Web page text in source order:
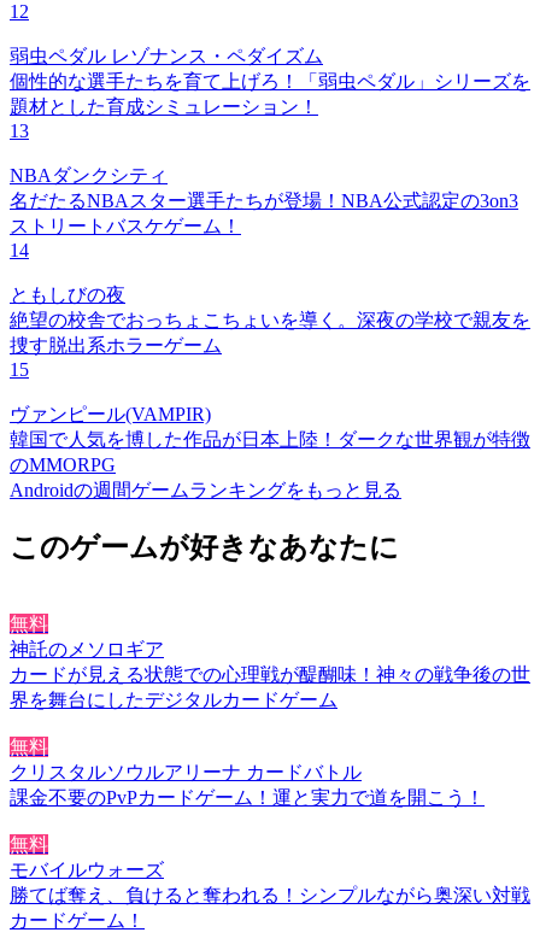
12
弱虫ペダル レゾナンス・ペダイズム
個性的な選手たちを育て上げろ！「弱虫ペダル」シリーズを
題材とした育成シミュレーション！
13
NBAダンクシティ
名だたるNBAスター選手たちが登場！NBA公式認定の3on3
ストリートバスケゲーム！
14
ともしびの夜
絶望の校舎でおっちょこちょいを導く。深夜の学校で親友を
捜す脱出系ホラーゲーム
15
ヴァンピール(VAMPIR)
韓国で人気を博した作品が日本上陸！ダークな世界観が特徴
のMMORPG
Androidの週間ゲームランキングをもっと見る
このゲームが好きなあなたに
無料
神託のメソロギア
カードが見える状態での心理戦が醍醐味！神々の戦争後の世
界を舞台にしたデジタルカードゲーム
無料
クリスタルソウルアリーナ カードバトル
課金不要のPvPカードゲーム！運と実力で道を開こう！
無料
モバイルウォーズ
勝てば奪え、負けると奪われる！シンプルながら奥深い対戦
カードゲーム！